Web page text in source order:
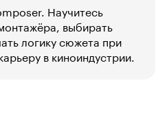
Научитесь
выбирать
логику сюжета при
в киноиндустрии.